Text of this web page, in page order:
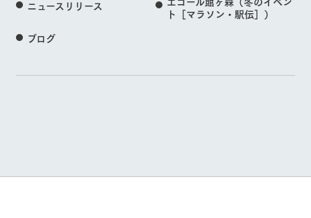
ニュースリリース
ト［マラソン・駅伝］）
ブログ